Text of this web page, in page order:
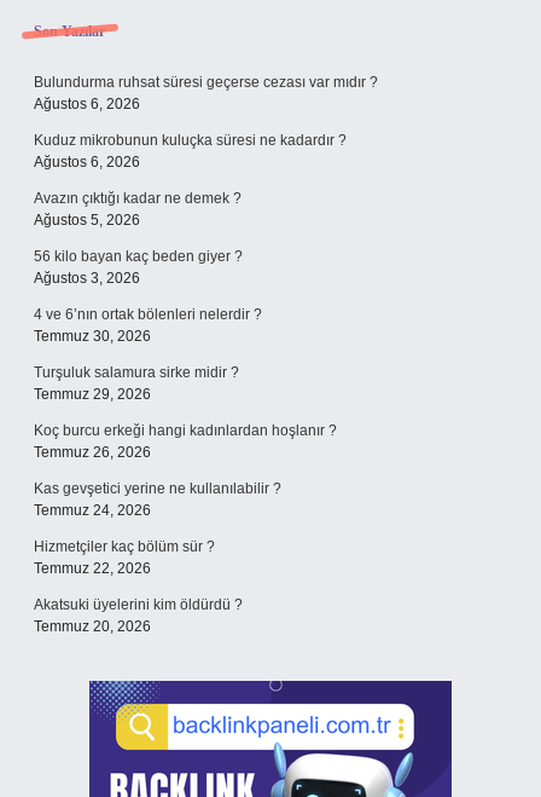
Sidebar
Son Yazılar
Bulundurma ruhsat süresi geçerse cezası var mıdır ?
Ağustos 6, 2026
Kuduz mikrobunun kuluçka süresi ne kadardır ?
Ağustos 6, 2026
Avazın çıktığı kadar ne demek ?
Ağustos 5, 2026
56 kilo bayan kaç beden giyer ?
Ağustos 3, 2026
4 ve 6’nın ortak bölenleri nelerdir ?
Temmuz 30, 2026
Turşuluk salamura sirke midir ?
Temmuz 29, 2026
Koç burcu erkeği hangi kadınlardan hoşlanır ?
Temmuz 26, 2026
Kas gevşetici yerine ne kullanılabilir ?
Temmuz 24, 2026
Hizmetçiler kaç bölüm sür ?
Temmuz 22, 2026
Akatsuki üyelerini kim öldürdü ?
Temmuz 20, 2026